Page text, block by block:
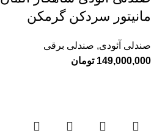
مانیتور سردکن گرمکن
صندلی آئودی, صندلی برقی
149,000,000 تومان